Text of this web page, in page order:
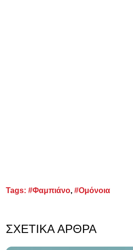
Tags: #Φαμπιάνο, #Ομόνοια
ΣΧΕΤΙΚΆ ΆΡΘΡΑ